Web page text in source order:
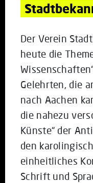
Der Verein
heute die
Gelehrten, die
nach Aachen
die nahezu
Künste“ der
den
einheitliches
Schrift und